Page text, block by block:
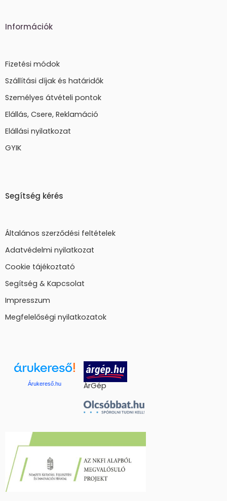
Információk
Fizetési módok
Szállítási díjak és határidők
Személyes átvételi pontok
Elállás, Csere, Reklamáció
Elállási nyilatkozat
GYIK
Segítség kérés
Általános szerződési feltételek
Adatvédelmi nyilatkozat
Cookie tájékoztató
Segítség & Kapcsolat
Impresszum
Megfelelőségi nyilatkozatok
Árukereső.hu ÁrGép